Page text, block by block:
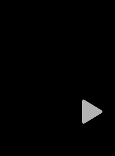
Play